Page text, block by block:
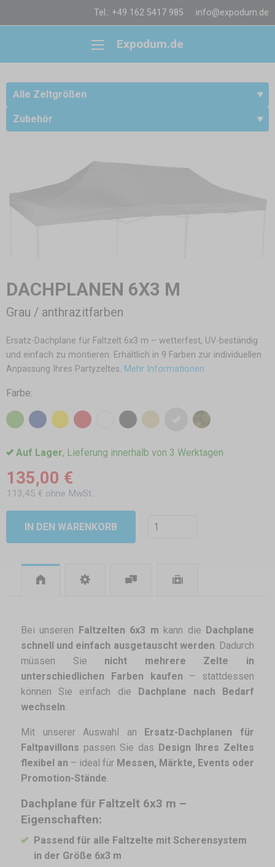
Tel.: +49 162 5417 985 info@expodum.de
Expodum.de
Alle Zeltgrößen
Zubehör
DACHPLANEN 6X3 M
Grau / anthrazitfarben
Ersatz-Dachplane für Faltzelt 6x3 m – wetterfest, UV-beständig
und einfach zu montieren. Erhältlich in 9 Farben zur individuellen
Anpassung Ihres Partyzeltes. Mehr Informationen
Farbe:
Auf Lager, Lieferung innerhalb von 3 Werktagen
135,00 €
113,45 € ohne MwSt.
IN DEN WARENKORB
Bei unseren Faltzelten 6x3 m kann die Dachplane
schnell und einfach ausgetauscht werden. Dadurch
müssen Sie nicht mehrere Zelte in
unterschiedlichen Farben kaufen – stattdessen
können Sie einfach die Dachplane nach Bedarf
wechseln.
Mit unserer Auswahl an Ersatz-Dachplanen für
Faltpavillons passen Sie das Design Ihres Zeltes
flexibel an – ideal für Messen, Märkte, Events oder
Promotion-Stände.
Dachplane für Faltzelt 6x3 m –
Eigenschaften:
Passend für alle Faltzelte mit Scherensystem
in der Größe 6x3 m